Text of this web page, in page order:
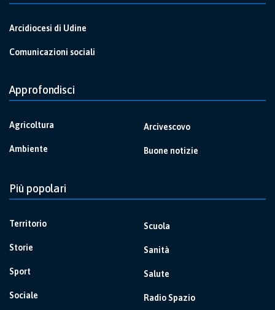
Arcidiocesi di Udine
Comunicazioni sociali
Approfondisci
Agricoltura
Ambiente
Arcivescovo
Buone notizie
Più popolari
Territorio
Storie
Sport
Sociale
Scuola
Sanità
Salute
Radio Spazio